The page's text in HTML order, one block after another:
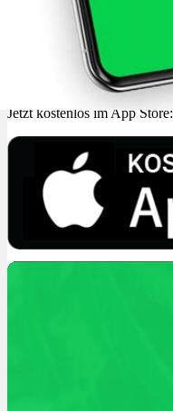
Jetzt kostenlos im App Store: